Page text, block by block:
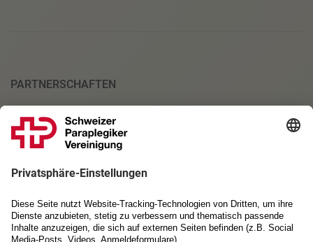
PARTNERSCHAFTEN